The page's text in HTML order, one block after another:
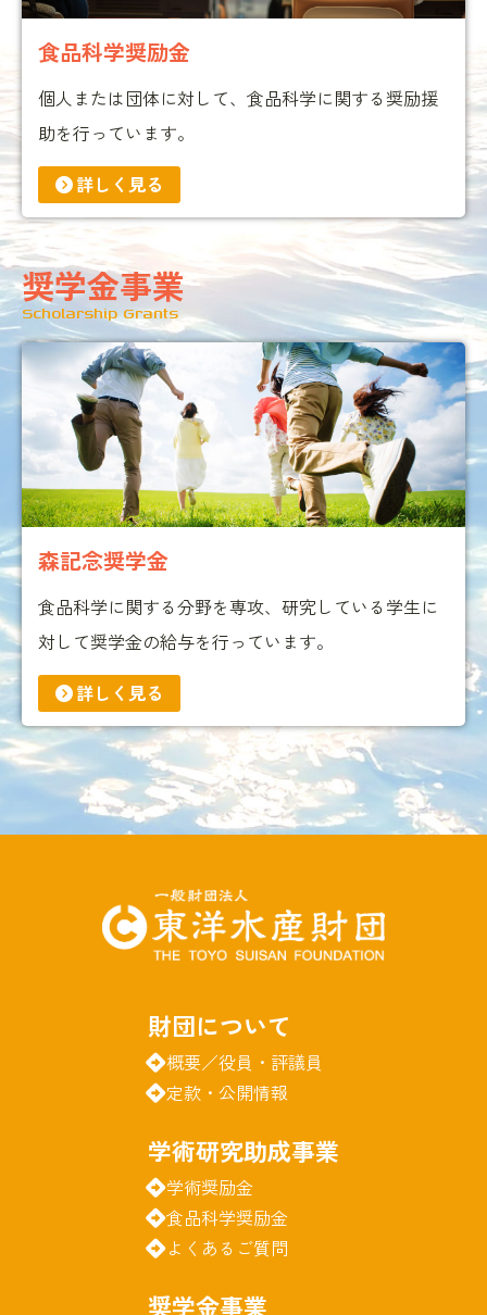
食品科学奨励金
個人または団体に対して、食品科学に関する奨励援
助を行っています。
詳しく見る
奨学金事業
Scholarship Grants
森記念奨学金
食品科学に関する分野を専攻、研究している学生に
対して奨学金の給与を行っています。
詳しく見る
財団について
概要／役員・評議員
定款・公開情報
学術研究助成事業
学術奨励金
食品科学奨励金
よくあるご質問
奨学金事業